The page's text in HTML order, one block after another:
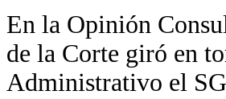
En la Opinión
de la Corte giró en
Administrativo el